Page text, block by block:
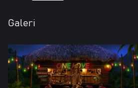
Galeri